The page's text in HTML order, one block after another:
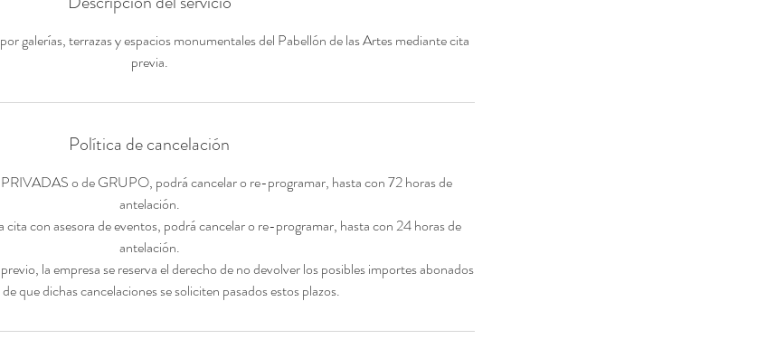
galerías, terrazas y espacios monumentales del Pabellón de las Artes mediante cita
previa.
Política de cancelación
o de GRUPO, podrá cancelar o re-programar, hasta con 72 horas de
antelación.
cita con asesora de eventos, podrá cancelar o re-programar, hasta con 24 horas de
antelación.
la empresa se reserva el derecho de no devolver los posibles importes abonados
que dichas cancelaciones se soliciten pasados estos plazos.